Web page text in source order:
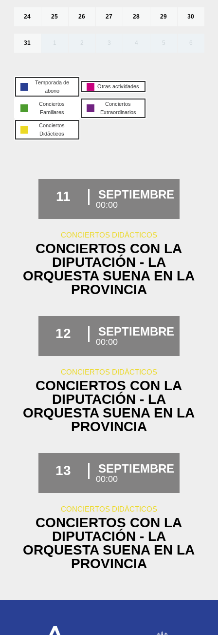
24 25 26 27 28 29 30
31 1 2 3 4 5 6
Temporada de
abono
Otras actividades
Conciertos
Familiares
Conciertos
Extraordinarios
Conciertos
Didácticos
11 SEPTIEMBRE
00:00
CONCIERTOS DIDÁCTICOS
CONCIERTOS CON LA
DIPUTACIÓN - LA
ORQUESTA SUENA EN LA
PROVINCIA
12 SEPTIEMBRE
00:00
CONCIERTOS DIDÁCTICOS
CONCIERTOS CON LA
DIPUTACIÓN - LA
ORQUESTA SUENA EN LA
PROVINCIA
13 SEPTIEMBRE
00:00
CONCIERTOS DIDÁCTICOS
CONCIERTOS CON LA
DIPUTACIÓN - LA
ORQUESTA SUENA EN LA
PROVINCIA